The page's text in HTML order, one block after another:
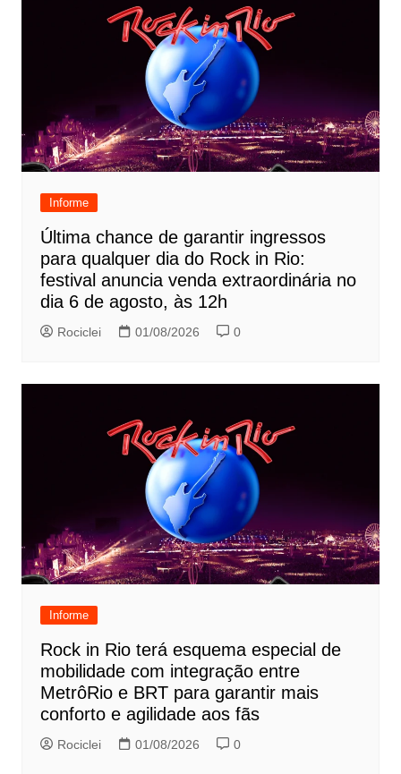
Informe
Última chance de garantir ingressos
para qualquer dia do Rock in Rio:
festival anuncia venda extraordinária no
dia 6 de agosto, às 12h
Rociclei 01/08/2026 0
Informe
Rock in Rio terá esquema especial de
mobilidade com integração entre
MetrôRio e BRT para garantir mais
conforto e agilidade aos fãs
Rociclei 01/08/2026 0